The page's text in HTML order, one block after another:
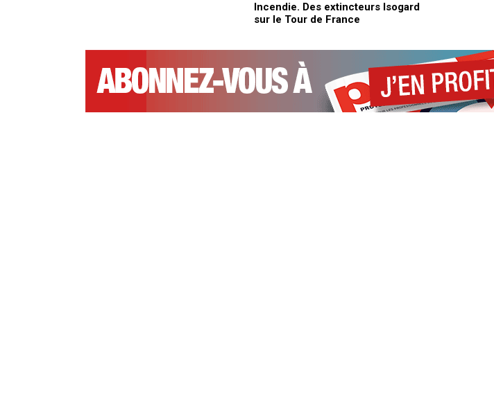
Incendie. Des extincteurs Isogard
sur le Tour de France